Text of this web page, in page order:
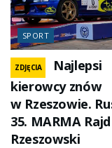
SPORT
ZDJĘCIA
Najlepsi
kierowcy znów
w Rzeszowie.
35. MARMA Rajd
Rzeszowski